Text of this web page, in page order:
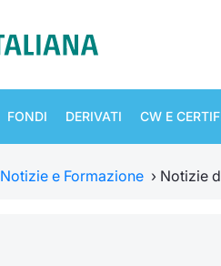
FONDI DERIVATI CW E
Notizie e Formazione › Notizie